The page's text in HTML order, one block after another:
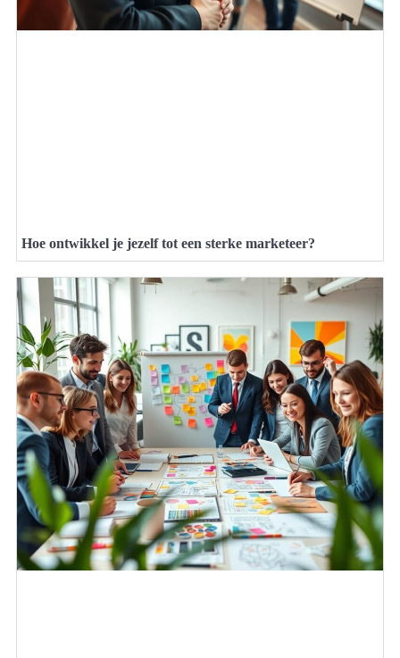
Hoe ontwikkel je jezelf tot een sterke marketeer?